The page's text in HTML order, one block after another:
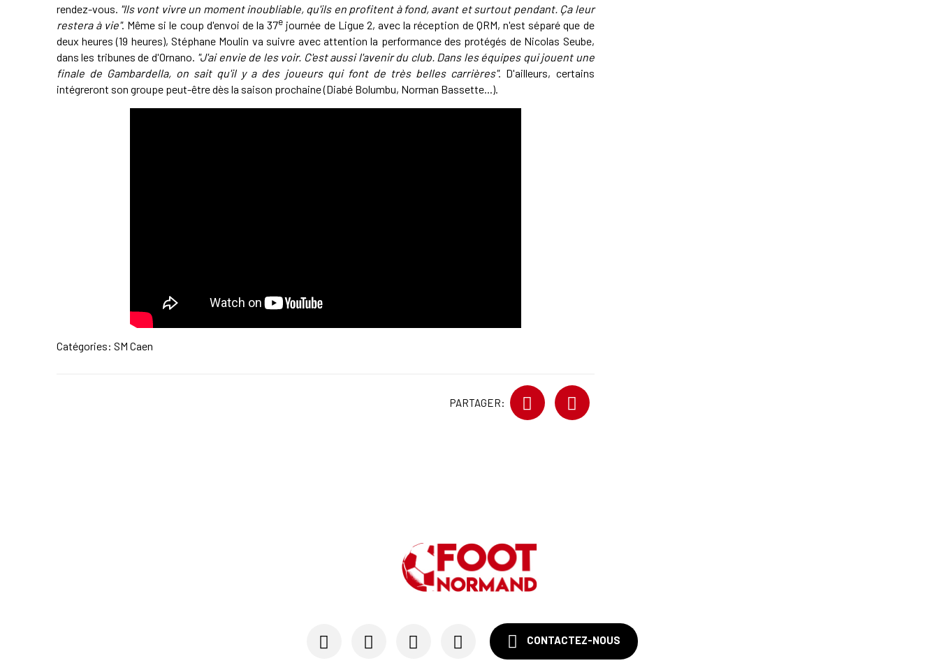
rendez-vous. "Ils vont vivre un moment inoubliable, qu'ils en profitent à fond, avant et surtout pendant. Ça leur
restera à vie". Même si le coup d'envoi de la 37e journée de Ligue 2, avec la réception de QRM, n'est séparé que de
deux heures (19 heures), Stéphane Moulin va suivre avec attention la performance des protégés de Nicolas Seube,
dans les tribunes de d'Ornano. "J'ai envie de les voir. C'est aussi l'avenir du club. Dans les équipes qui jouent une
finale de Gambardella, on sait qu'il y a des joueurs qui font de très belles carrières". D'ailleurs, certains
intégreront son groupe peut-être dès la saison prochaine (Diabé Bolumbu, Norman Bassette...).
Catégories: SM Caen
PARTAGER:
CONTACTEZ-NOUS